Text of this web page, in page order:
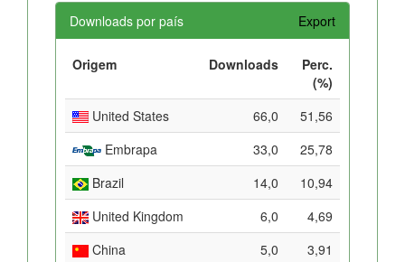
Downloads por país Export
Origem Downloads
Perc.
(%)
United States
66,0
51,56
Embrapa
33,0
25,78
Brazil
14,0
10,94
United Kingdom
6,0
4,69
China
5,0
3,91